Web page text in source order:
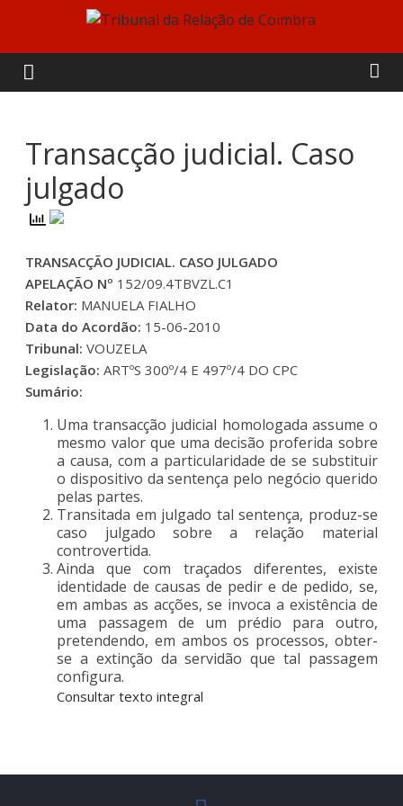
content
Tribunal
da
Relação
de
Coimbra
Transacção judicial. Caso
julgado
TRANSACÇÃO JUDICIAL. CASO JULGADO
APELAÇÃO Nº 152/09.4TBVZL.C1
Relator: MANUELA FIALHO
Data do Acordão: 15-06-2010
Tribunal: VOUZELA
Legislação: ARTºS 300º/4 E 497º/4 DO CPC
Sumário:
Uma transacção judicial homologada assume o
mesmo valor que uma decisão proferida sobre
a causa, com a particularidade de se substituir
o dispositivo da sentença pelo negócio querido
pelas partes.
Transitada em julgado tal sentença, produz-se
caso julgado sobre a relação material
controvertida.
Ainda que com traçados diferentes, existe
identidade de causas de pedir e de pedido, se,
em ambas as acções, se invoca a existência de
uma passagem de um prédio para outro,
pretendendo, em ambos os processos, obter-
se a extinção da servidão que tal passagem
configura.
Consultar texto integral